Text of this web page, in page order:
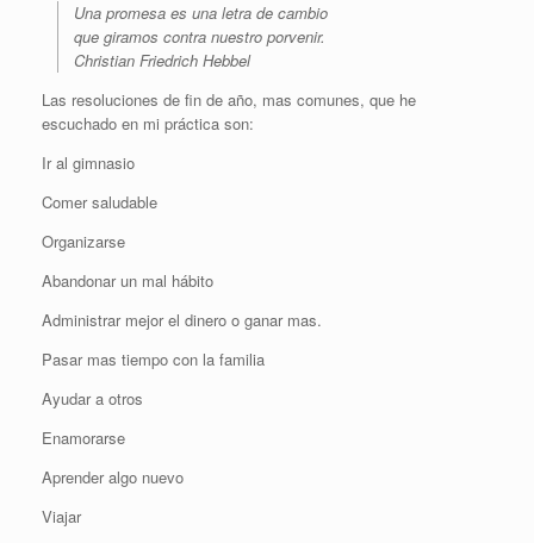
Una promesa es una letra de cambio
que giramos contra nuestro porvenir.
Christian Friedrich Hebbel
Las resoluciones de fin de año, mas comunes, que he
escuchado en mi práctica son:
Ir al gimnasio
Comer saludable
Organizarse
Abandonar un mal hábito
Administrar mejor el dinero o ganar mas.
Pasar mas tiempo con la familia
Ayudar a otros
Enamorarse
Aprender algo nuevo
Viajar